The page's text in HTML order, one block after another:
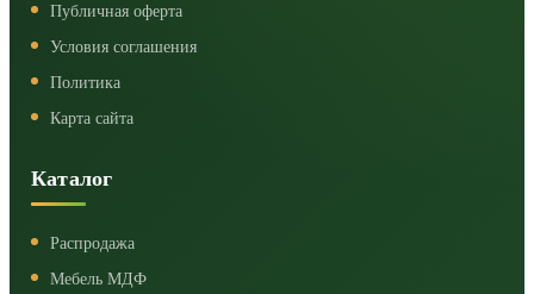
Публичная оферта
Условия соглашения
Политика
Карта сайта
Каталог
Распродажа
Мебель МДФ